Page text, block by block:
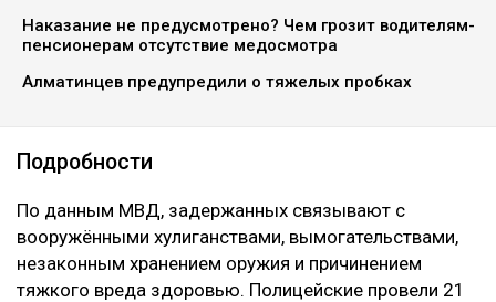
Наказание не предусмотрено? Чем грозит водителям-
пенсионерам отсутствие медосмотра
Алматинцев предупредили о тяжелых пробках
Подробности
По данным МВД, задержанных связывают с
вооружёнными хулиганствами, вымогательствами,
незаконным хранением оружия и причинением
тяжкого вреда здоровью. Полицейские провели 21